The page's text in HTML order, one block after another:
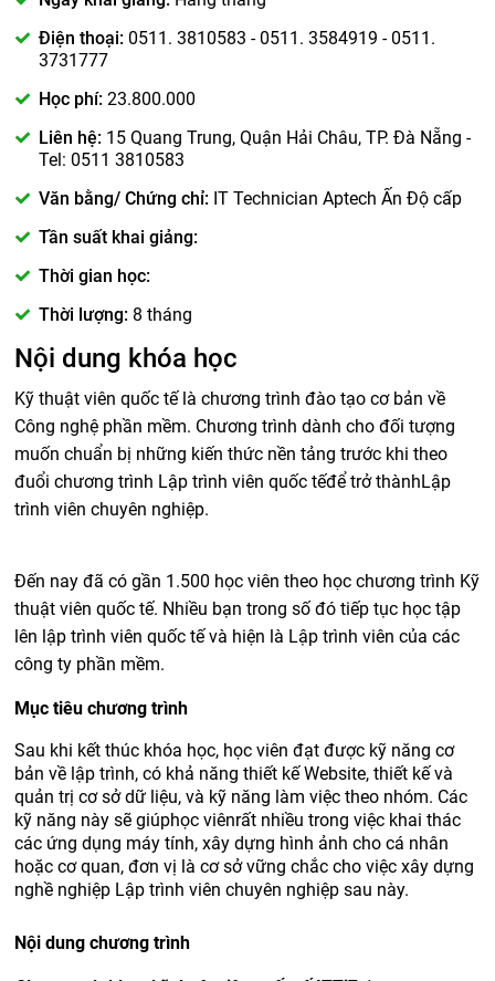
Điện thoại: 0511. 3810583 - 0511. 3584919 - 0511.
3731777
Học phí: 23.800.000
Liên hệ: 15 Quang Trung, Quận Hải Châu, TP. Đà Nẵng -
Tel: 0511 3810583
Văn bằng/ Chứng chỉ: IT Technician Aptech Ấn Độ cấp
Tần suất khai giảng:
Thời gian học:
Thời lượng: 8 tháng
Nội dung khóa học
Kỹ thuật viên quốc tế là chương trình đào tạo cơ bản về
Công nghệ phần mềm. Chương trình dành cho đối tượng
muốn chuẩn bị những kiến thức nền tảng trước khi theo
đuổi chương trình Lập trình viên quốc tếđể trở thànhLập
trình viên chuyên nghiệp.
Đến nay đã có gần 1.500 học viên theo học chương trình Kỹ
thuật viên quốc tế. Nhiều bạn trong số đó tiếp tục học tập
lên lập trình viên quốc tế và hiện là Lập trình viên của các
công ty phần mềm.
Mục tiêu chương trình
Sau khi kết thúc khóa học, học viên đạt được kỹ năng cơ
bản về lập trình, có khả năng thiết kế Website, thiết kế và
quản trị cơ sở dữ liệu, và kỹ năng làm việc theo nhóm. Các
kỹ năng này sẽ giúphọc viênrất nhiều trong việc khai thác
các ứng dụng máy tính, xây dựng hình ảnh cho cá nhân
hoặc cơ quan, đơn vị là cơ sở vững chắc cho việc xây dựng
nghề nghiệp Lập trình viên chuyên nghiệp sau này.
Nội dung chương trình